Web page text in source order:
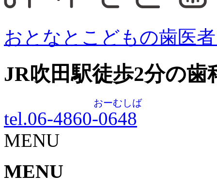
おとなとこどもの歯医
JR吹田駅徒歩2分の歯
tel.06-4860-0648
おーむしば
MENU
MENU